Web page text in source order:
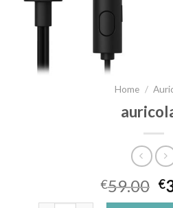
Home /
€59.00 €